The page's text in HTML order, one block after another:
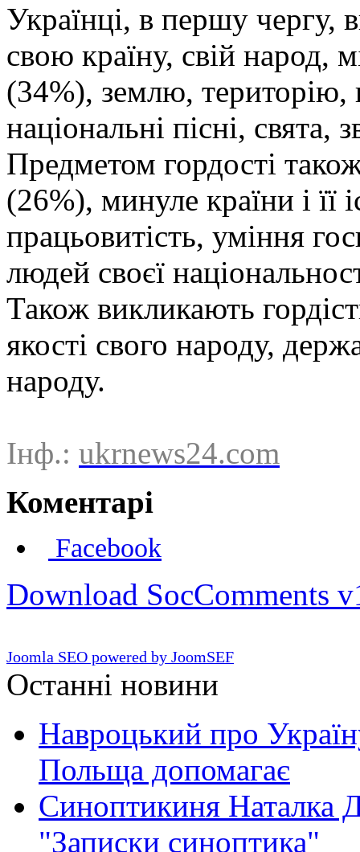
Українці, в першу чергу,
свою країну, свій народ,
(34%), землю, територію,
національні пісні, свята,
Предметом гордості
(26%), минуле країни і її
працьовитість, уміння
людей своєї
Також викликають
якості свого народу,
народу.
Інф.: ukrnews24.com
Коментарі
Facebook
Download SocComments
Joomla SEO powered by JoomSEF
Останні новини
Навроцький про
Польща допомагає
Синоптикиня Наталка
"Записки синоптика"